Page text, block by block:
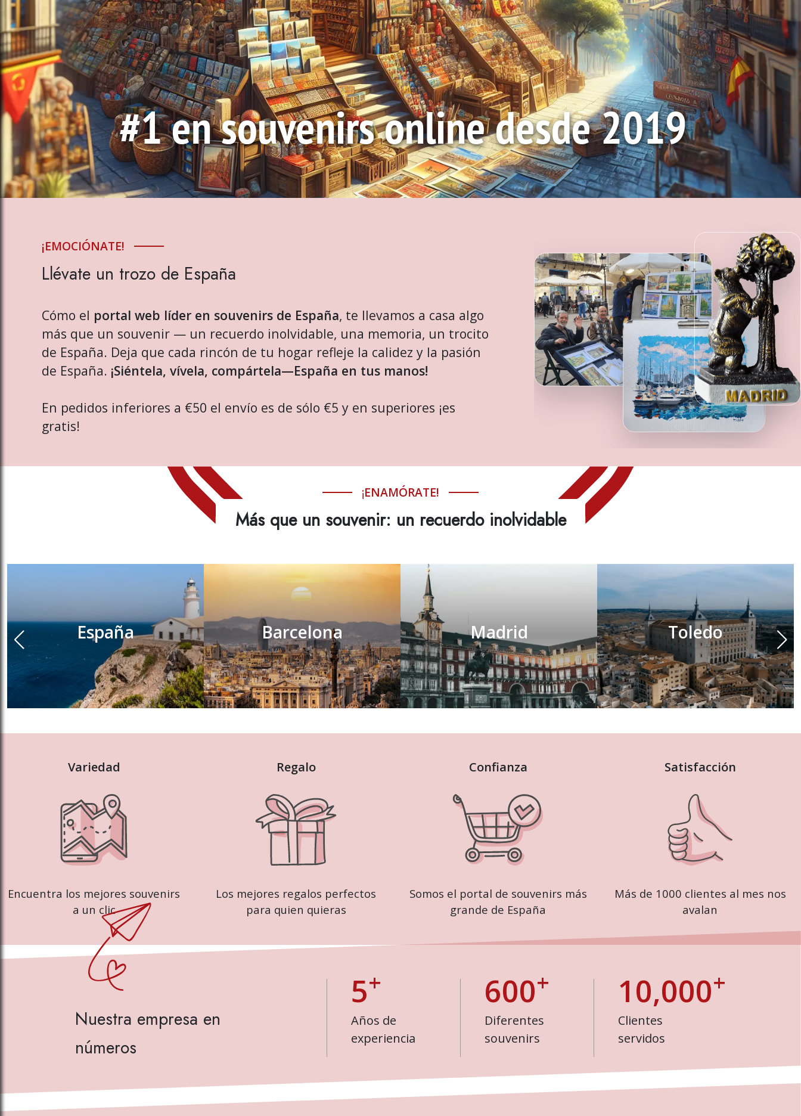
#1 en souvenirs online desde 2019
¡EMOCIÓNATE!
Llévate un trozo de Barcelona
Mallorca
Sevilla
Cómo el portal web líder en souvenirs de España, te llevamos a casa algo
más que un souvenir — un recuerdo inolvidable, una memoria, un trocito
de España. Deja que cada rincón de tu hogar refleje la calidez y la pasión
de España. ¡Siéntela, vívela, compártela—España en tus manos!
En pedidos inferiores a €50 el envío es de sólo €5 y en superiores ¡es
gratis!
¡ENAMÓRATE!
Más que un souvenir: un recuerdo inolvidable
España Barcelona Madrid Toledo
Variedad
Encuentra los mejores souvenirs
a un clic
Regalo
Los mejores regalos perfectos
para quien quieras
Confianza
Somos el portal de souvenirs más
grande de España
Satisfacción
Más de 1000 clientes al mes nos
avalan
Nuestra empresa en
números
5+
Años de
experiencia
600+
Diferentes
souvenirs
10,000+
Clientes
servidos